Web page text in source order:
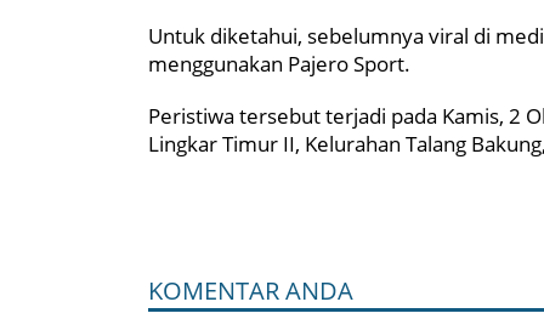
Untuk diketahui, sebelumnya viral di
menggunakan Pajero Sport.
Peristiwa tersebut terjadi pada Kamis, 2
Lingkar Timur II, Kelurahan Talang
KOMENTAR ANDA